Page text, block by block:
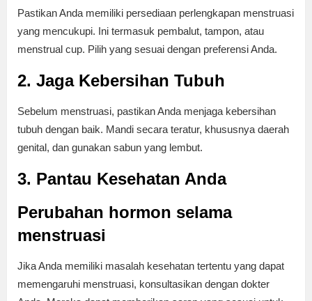
Pastikan Anda memiliki persediaan perlengkapan menstruasi
yang mencukupi. Ini termasuk pembalut, tampon, atau
menstrual cup. Pilih yang sesuai dengan preferensi Anda.
2. Jaga Kebersihan Tubuh
Sebelum menstruasi, pastikan Anda menjaga kebersihan
tubuh dengan baik. Mandi secara teratur, khususnya daerah
genital, dan gunakan sabun yang lembut.
3. Pantau Kesehatan Anda
Perubahan hormon selama
menstruasi
Jika Anda memiliki masalah kesehatan tertentu yang dapat
memengaruhi menstruasi, konsultasikan dengan dokter